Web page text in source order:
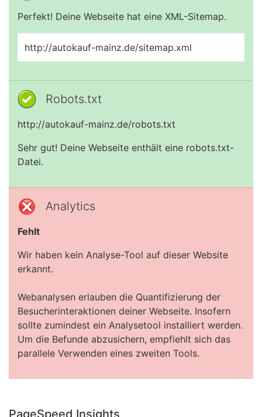
Perfekt! Deine Webseite hat eine XML-Sitemap.
http://autokauf-mainz.de/sitemap.xml
Robots.txt
http://autokauf-mainz.de/robots.txt
Sehr gut! Deine Webseite enthält eine robots.txt-
Datei.
Analytics
Fehlt
Wir haben kein Analyse-Tool auf dieser Website
erkannt.
Webanalysen erlauben die Quantifizierung der
Besucherinteraktionen deiner Webseite. Insofern
sollte zumindest ein Analysetool installiert werden.
Um die Befunde abzusichern, empfiehlt sich das
parallele Verwenden eines zweiten Tools.
PageSpeed Insights